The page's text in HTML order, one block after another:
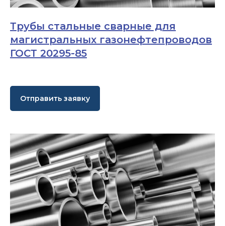
Трубы стальные сварные для
магистральных газонефтепроводов
ГОСТ 20295-85
Отправить заявку